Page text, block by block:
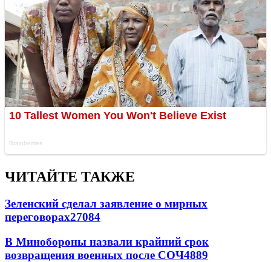
ЧИТАЙТЕ ТАКЖЕ
Зеленский сделал заявление о мирных
переговорах27084
В Минобороны назвали крайний срок
возвращения военных после СОЧ4889